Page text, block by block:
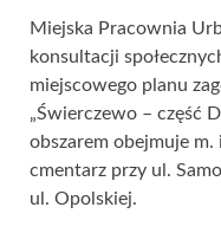
Miejska Pracownia
konsultacji
miejscowego planu
„Świerczewo – część
obszarem obejmuje
cmentarz przy ul.
ul. Opolskiej.